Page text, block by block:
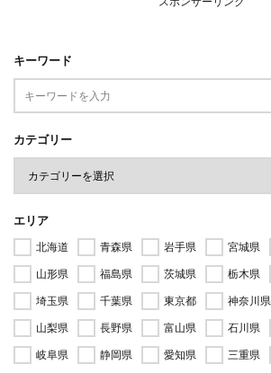
キーワード
カテゴリー
エリア
北海道 青森県 岩手県 宮城県
山形県
福島県 茨城県 栃木県
埼玉県
千葉県 東京都 神奈川県
山梨県
長野県 富山県 石川県
岐阜県
静岡県 愛知県 三重県